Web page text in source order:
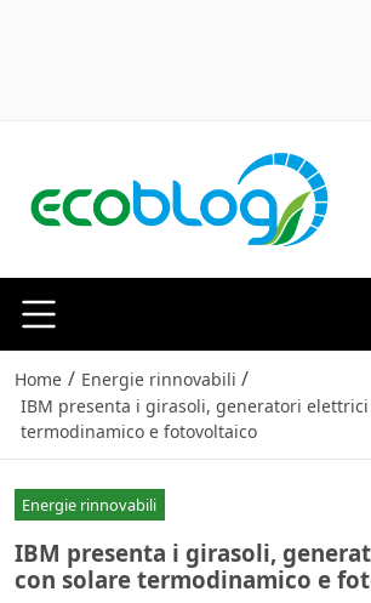
Home / Energie rinnovabili /
IBM presenta i girasoli, generatori elettrici
termodinamico e fotovoltaico
Energie rinnovabili
IBM presenta i girasoli,
con solare termodinamico e